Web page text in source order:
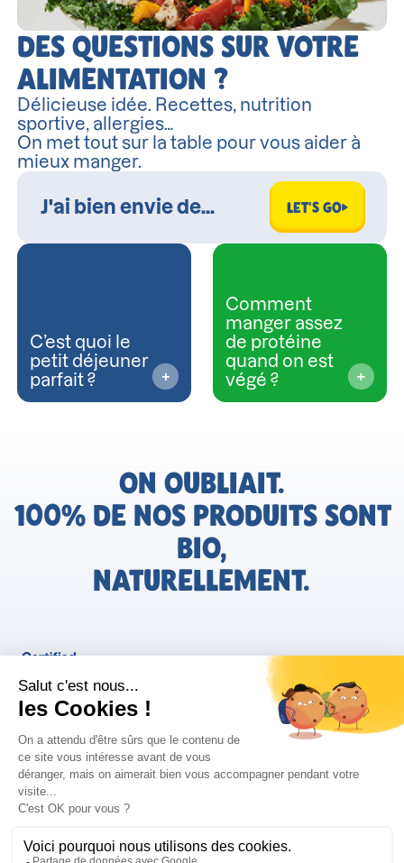
DES QUESTIONS SUR VOTRE
ALIMENTATION ?
Délicieuse idée. Recettes, nutrition
sportive, allergies…
On met tout sur la table pour vous aider à
mieux manger.
LET'S GO
C’est quoi le
petit déjeuner
parfait ?
Comment
manger assez
de protéine
quand on est
végé ?
ON OUBLIAIT.
100% DE NOS PRODUITS SONT
BIO,
NATURELLEMENT.
FR
Bjorg pour les pros
Politique de confidentialité
Instagram Facebook
Retrouvez les informations AGEC de nos produits sur le site